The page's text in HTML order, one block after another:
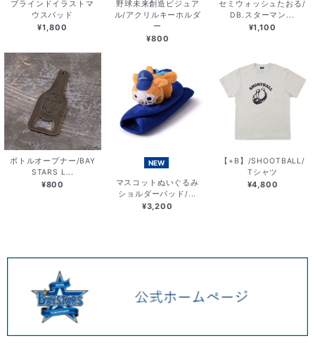
ブラインドイラストマ
ウスパッド
¥1,800
野球未来創造ビジュア
ル/アクリルキーホルダ
ー
¥800
セミウォッシュたおる/
DB.スターマン...
¥1,100
ボトルオープナー/BAY
STARS L...
¥800
NEW
マスコットぬいぐるみ
ショルダーパッド/...
¥3,200
【+B】/SHOOTBALL/
Tシャツ
¥4,800